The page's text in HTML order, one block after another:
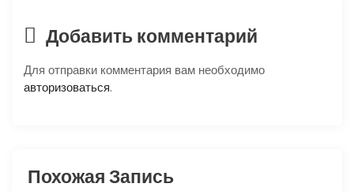
п
з
Добавить комментарий
Для отправки комментария вам необходимо
авторизоваться.
Похожая Запись